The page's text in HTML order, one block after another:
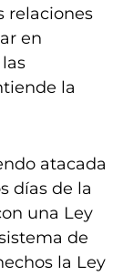
relaciones
en
la
atacada
días de la
una Ley
de
la Ley